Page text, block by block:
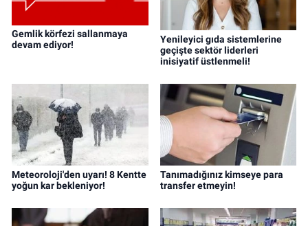
Gemlik körfezi sallanmaya
devam ediyor!
Yenileyici gıda sistemlerine
geçişte sektör liderleri
inisiyatif üstlenmeli!
Meteoroloji'den uyarı! 8 Kentte
yoğun kar bekleniyor!
Tanımadığınız kimseye para
transfer etmeyin!